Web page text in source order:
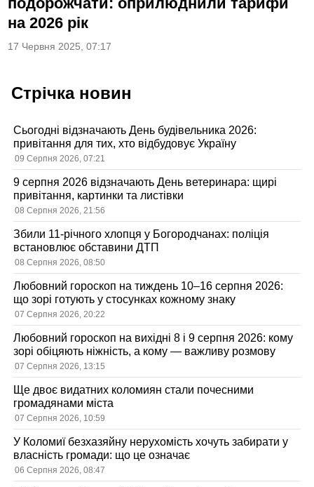
на 2026 рік
17 Червня 2025, 07:17
Стрічка новин
Сьогодні відзначають День будівельника 2026:
привітання для тих, хто відбудовує Україну
09 Серпня 2026, 07:21
9 серпня 2026 відзначають День ветеринара: щирі
привітання, картинки та листівки
08 Серпня 2026, 21:56
Збили 11-річного хлопця у Богородчанах: поліція
встановлює обставини ДТП
08 Серпня 2026, 08:50
Любовний гороскоп на тиждень 10–16 серпня 2026:
що зорі готують у стосунках кожному знаку
07 Серпня 2026, 20:22
Любовний гороскоп на вихідні 8 і 9 серпня 2026: кому
зорі обіцяють ніжність, а кому — важливу розмову
07 Серпня 2026, 13:15
Ще двоє видатних коломиян стали почесними
громадянами міста
07 Серпня 2026, 10:59
У Коломиї безхазяйну нерухомість хочуть забирати у
власність громади: що це означає
06 Серпня 2026, 08:47